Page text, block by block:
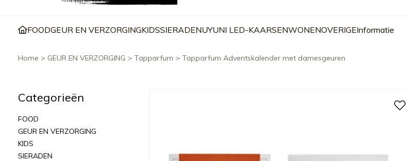
FOODGEUR EN VERZORGINGKIDSSIERADENUYUNI LED-KAARSENWONENOVERIGEInformatie
Home > GEUR EN VERZORGING > Tapparfum > Tapparfum Adventskalender met damesgeuren
Categorieën
FOOD
GEUR EN VERZORGING
KIDS
SIERADEN